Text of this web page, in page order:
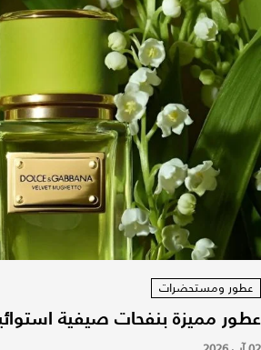
عطور ومستحضرات
عطور مميزة بنفحات صيفية